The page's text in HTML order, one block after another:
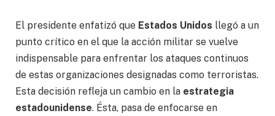
El presidente enfatizó que Estados Unidos llegó a un
punto crítico en el que la acción militar se vuelve
indispensable para enfrentar los ataques continuos
de estas organizaciones designadas como terroristas.
Esta decisión refleja un cambio en la estrategia
estadounidense. Ésta, pasa de enfocarse en